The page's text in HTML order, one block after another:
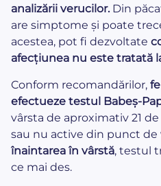
analizării verucilor.Din
are simptome și poate
acestea, pot fi dezvoltate
afecțiunea nu este tratată
Conform recomandărilor,
efectueze testul Babeș-
vârsta de aproximativ 21
sau nu active din punct de
înaintarea în vârstă, testul
ce mai des.